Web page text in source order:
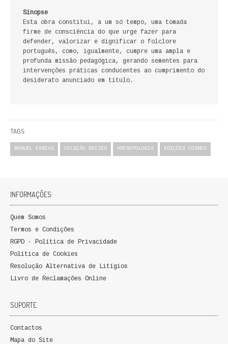
HISTÓRIA
HISTÓRIA DE PORTUGAL
PRÉ-HISTÓRIA
LITERATURA
LABIRINTOS DE EROS
POESIA E TEATRO
REVISTA DEDALUS
POLÍTICA
CIÊNCIA POLITICA
COLEÇÃO ATENA
OUTROS TEMAS
Sinopse
Esta obra constitui, a um só tempo, uma tomada
firme de consciência do que urge fazer para
defender, valorizar e dignificar o folclore
português, como, igualmente, cumpre uma ampla e
profunda missão pedagógica, gerando sementes para
intervenções práticas conducentes ao cumprimento do
desiderato anunciado em título.
TAGS:
MANUEL FARIAS COLEÇÃO RAÍZES ANTROPOLOGIA EDIÇÕES COSMOS
INFORMAÇÕES
Quem Somos
Termos e Condições
RGPD - Política de Privacidade
Política de Cookies
Resolução Alternativa de Litígios
Livro de Reclamações Online
SUPORTE
Contactos
Mapa do Site